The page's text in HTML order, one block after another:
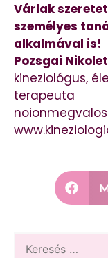
Várlak
személyes
alkalmával is!
Pozsgai
kineziológus,
terapeuta